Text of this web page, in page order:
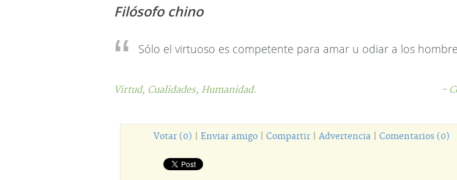
Filósofo chino
Sólo el virtuoso es competente para amar u odiar a los
Virtud, Cualidades, Humanidad. -
Votar (0) Enviar amigo Compartir Advertencia Comentarios (0)